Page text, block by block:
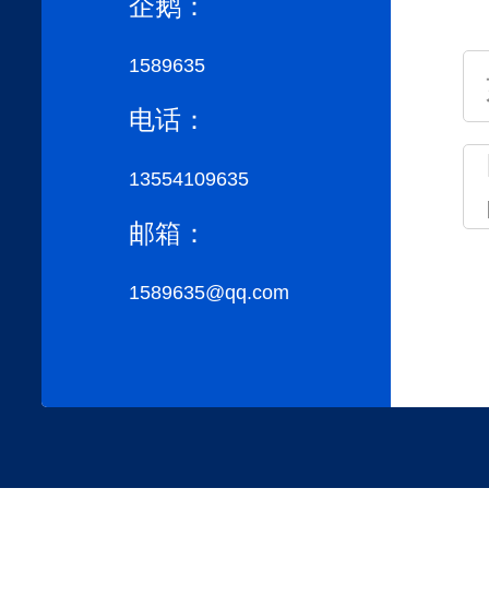
企鹅：
1589635
电话：
13554109635
邮箱：
1589635@qq.com